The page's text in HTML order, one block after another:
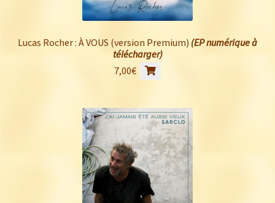
Lucas Rocher : À VOUS (version Premium) (EP numérique à
télécharger)
7,00€